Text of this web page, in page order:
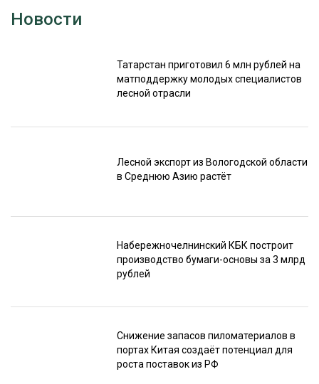
Новости
Татарстан приготовил 6 млн рублей на
матподдержку молодых специалистов
лесной отрасли
Лесной экспорт из Вологодской области
в Среднюю Азию растёт
Набережночелнинский КБК построит
производство бумаги-основы за 3 млрд
рублей
Снижение запасов пиломатериалов в
портах Китая создаёт потенциал для
роста поставок из РФ